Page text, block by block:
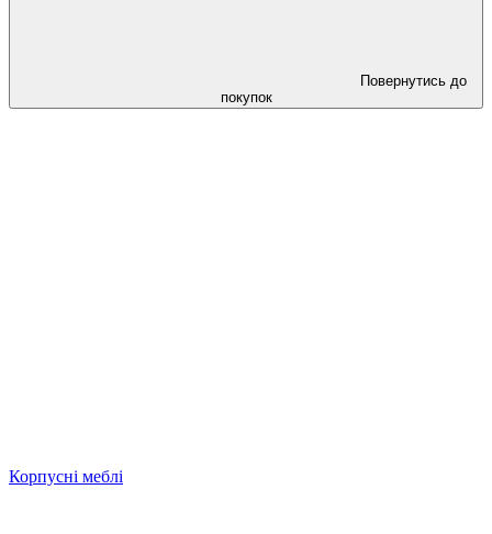
Повернутись до
покупок
Корпусні меблі